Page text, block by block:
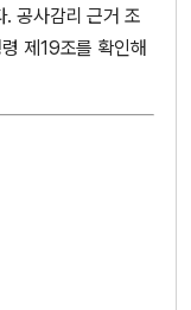
. 공사감리 근거 조
제19조를 확인해